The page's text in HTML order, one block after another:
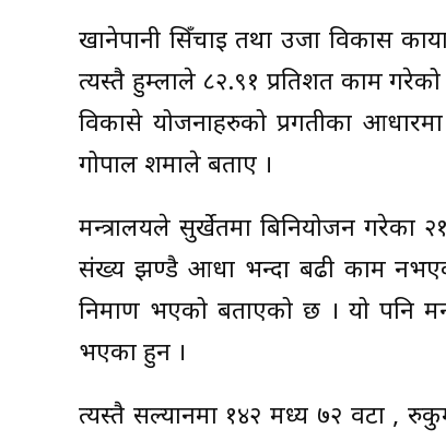
खानेपानी सिँचाइ तथा उर्जा विकास
त्यस्तै हुम्लाले ८२.९१ प्रतिशत काम
विकासे योजनाहरुको प्रगतीका
गोपाल शर्माले बताए ।
मन्त्रालयले सुर्खेतमा बिनियोजन गरेका
संख्य झण्डै आधा भन्दा बढी काम
निर्माण भएको बताएको छ । यो पनि
भएका हुन ।
त्यस्तै सल्यानमा १४२ मध्य ७२ वटा ,